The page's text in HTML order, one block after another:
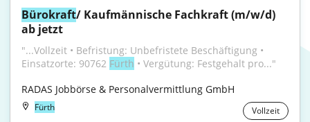
Bürokraft/ Kaufmännische Fachkraft (m/w/d)
ab jetzt
"...Vollzeit • Befristung: Unbefristete Beschäftigung •
Einsatzorte: 90762 Fürth • Vergütung: Festgehalt pro..."
RADAS Jobbörse & Personalvermittlung GmbH
Fürth Vollzeit